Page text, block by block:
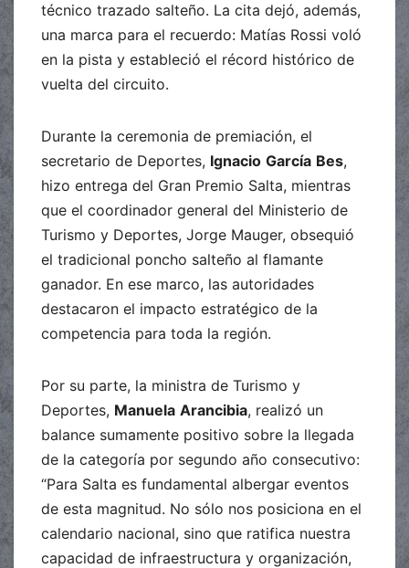
técnico trazado salteño. La cita dejó, además,
una marca para el recuerdo: Matías Rossi voló
en la pista y estableció el récord histórico de
vuelta del circuito.
Durante la ceremonia de premiación, el
secretario de Deportes, Ignacio García Bes,
hizo entrega del Gran Premio Salta, mientras
que el coordinador general del Ministerio de
Turismo y Deportes, Jorge Mauger, obsequió
el tradicional poncho salteño al flamante
ganador. En ese marco, las autoridades
destacaron el impacto estratégico de la
competencia para toda la región.
Por su parte, la ministra de Turismo y
Deportes, Manuela Arancibia, realizó un
balance sumamente positivo sobre la llegada
de la categoría por segundo año consecutivo:
“Para Salta es fundamental albergar eventos
de esta magnitud. No sólo nos posiciona en el
calendario nacional, sino que ratifica nuestra
capacidad de infraestructura y organización,